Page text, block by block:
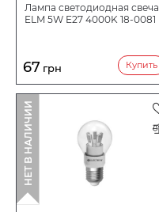
Лампа светодиодная свеча
ELM 5W E27 4000K 18-0081
67 грн Купить
НЕТ В НАЛИЧИИ